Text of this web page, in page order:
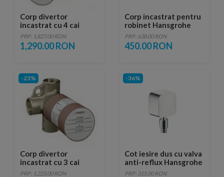
Corp divertor
incastrat cu 4 cai
Hansgrohe
PRP: 1,827.00 RON
1,290.00 RON
Corp incastrat pentru
robinet Hansgrohe
PRP: 638.00 RON
450.00 RON
-23%
Corp divertor
incastrat cu 3 cai
Hansgrohe
PRP: 1,225.00 RON
-36%
Cot iesire dus cu valva
anti-reflux Hansgrohe
Fixfit
PRP: 315.00 RON